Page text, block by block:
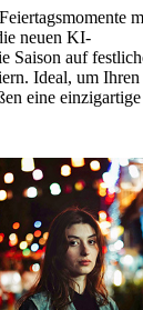
neuen KI-
Saison auf
Ideal, um Ihren
eine einzigartige